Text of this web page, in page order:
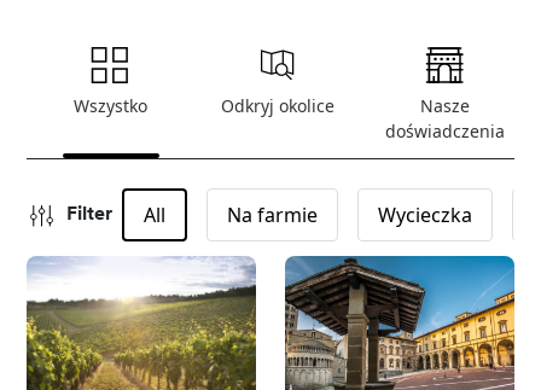
Wszystko Odkryj okolice
Nasze
doświadczenia
Filter All Na farmie Wycieczka